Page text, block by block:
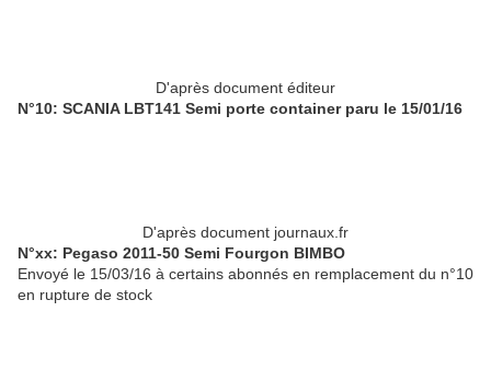
D'après document éditeur
N°10: SCANIA LBT141 Semi porte container paru le 15/01/16
D'après document journaux.fr
N°xx: Pegaso 2011-50 Semi Fourgon BIMBO
Envoyé le 15/03/16 à certains abonnés en remplacement du n°10
en rupture de stock